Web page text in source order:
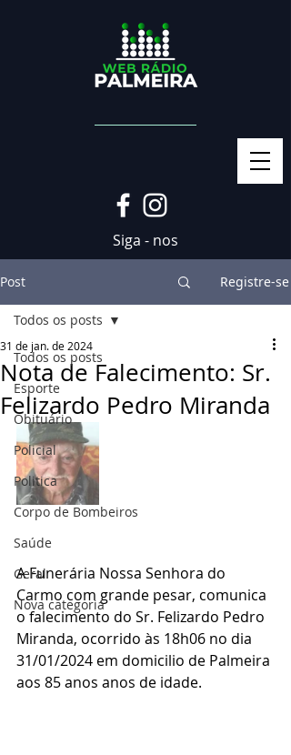
Siga - nos
Post Registre-se
Todos os posts
Esporte
Obituário
Policial
Politica
Corpo de Bombeiros
Saúde
Geral
Nova categoria
Todos os posts
Nota de Falecimento: Sr.
Felizardo Pedro Miranda
31 de jan. de 2024
A Funerária Nossa Senhora do
Carmo com grande pesar, comunica
o falecimento do Sr. Felizardo Pedro
Miranda, ocorrido às 18h06 no dia
31/01/2024 em domicilio de Palmeira
aos 85 anos anos de idade.